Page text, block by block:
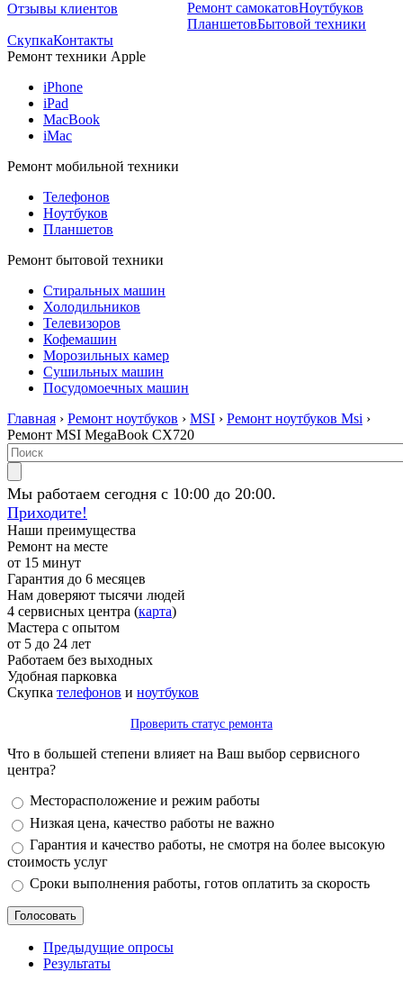
Отзывы клиентов
Ремонт самокатовНоутбуков
ПланшетовБытовой техники
СкупкаКонтакты
Ремонт техники Apple
iPhone
iPad
MacBook
iMac
Ремонт мобильной техники
Телефонов
Ноутбуков
Планшетов
Ремонт бытовой техники
Стиральных машин
Холодильников
Телевизоров
Кофемашин
Морозильных камер
Сушильных машин
Посудомоечных машин
Главная › Ремонт ноутбуков › MSI › Ремонт ноутбуков Msi ›
Ремонт MSI MegaBook CX720
Мы работаем сегодня с 10:00 до 20:00.
Приходите!
Наши преимущества
Ремонт на месте
от 15 минут
Гарантия до 6 месяцев
Нам доверяют тысячи людей
4 сервисных центра (карта)
Мастера с опытом
от 5 до 24 лет
Работаем без выходных
Удобная парковка
Скупка телефонов и ноутбуков
Проверить статус ремонта
Что в большей степени влияет на Ваш выбор сервисного
центра?
Варианты
Месторасположение и режим работы
Низкая цена, качество работы не важно
Гарантия и качество работы, не смотря на более высокую
стоимость услуг
Сроки выполнения работы, готов оплатить за скорость
Предыдущие опросы
Результаты